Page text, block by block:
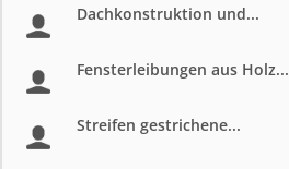
Dachkonstruktion und...
Fensterleibungen aus Holz...
Streifen gestrichene...